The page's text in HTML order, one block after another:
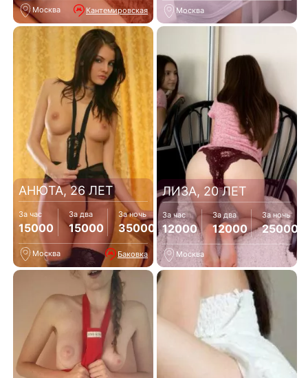
Москва Кантемировская Москва
АНЮТА, 26 ЛЕТ
За час
15000
За два
15000
За ночь
35000
Москва Баковка
ЛИЗА, 20 ЛЕТ
За час
12000
За два
12000
За ночь
25000
Москва